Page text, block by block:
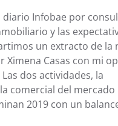
diario Infobae por
y las
un extracto de la
Ximena Casas con mi
dos actividades, la
comercial del mercado
2019 con un